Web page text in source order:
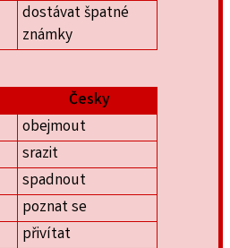
dostávat špatné
známky
Česky
obejmout
srazit
spadnout
poznat se
přivítat